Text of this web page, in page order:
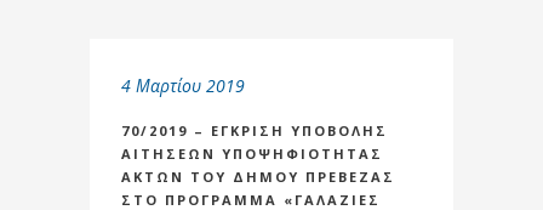
4 Μαρτίου 2019
70/2019 – ΕΓΚΡΙΣΗ ΥΠΟΒΟΛΗΣ
ΑΙΤΗΣΕΩΝ ΥΠΟΨΗΦΙΟΤΗΤΑΣ
ΑΚΤΩΝ ΤΟΥ ΔΗΜΟΥ ΠΡΕΒΕΖΑΣ
ΣΤΟ ΠΡΟΓΡΑΜΜΑ «ΓΑΛΑΖΙΕΣ